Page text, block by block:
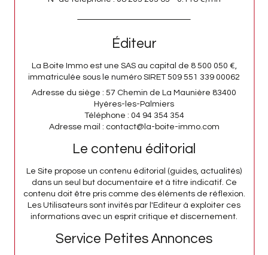
Éditeur
La Boite Immo est une SAS au capital de 8 500 050 €,
immatriculée sous le numéro SIRET 509 551 339 00062
Adresse du siège : 57 Chemin de La Maunière 83400
Hyères-les-Palmiers
Téléphone : 04 94 354 354
Adresse mail : contact@la-boite-immo.com
Le contenu éditorial
Le Site propose un contenu éditorial (guides, actualités)
dans un seul but documentaire et à titre indicatif. Ce
contenu doit être pris comme des éléments de réflexion.
Les Utilisateurs sont invités par l'Editeur à exploiter ces
informations avec un esprit critique et discernement.
Service Petites Annonces